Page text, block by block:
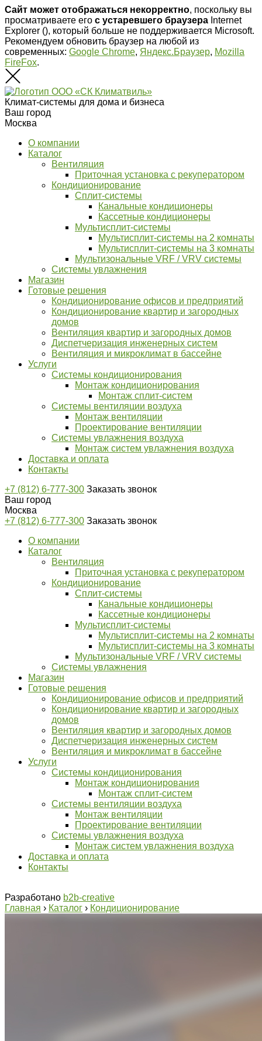
Сайт может отображаться некорректно, поскольку вы
просматриваете его с устаревшего браузера Internet
Explorer (), который больше не поддерживается Microsoft.
Рекомендуем обновить браузер на любой из
современных: Google Chrome, Яндекс.Браузер, Mozilla
FireFox.
Климат-системы для дома и бизнеса
Ваш город
Москва
О компании
Каталог
Вентиляция
Приточная установка с рекуператором
Кондиционирование
Сплит-системы
Канальные кондиционеры
Кассетные кондиционеры
Мультисплит-системы
Мультисплит-системы на 2 комнаты
Мультисплит-системы на 3 комнаты
Мультизональные VRF / VRV системы
Системы увлажнения
Магазин
Готовые решения
Кондиционирование офисов и предприятий
Кондиционирование квартир и загородных
домов
Вентиляция квартир и загородных домов
Диспетчеризация инженерных систем
Вентиляция и микроклимат в бассейне
Услуги
Системы кондиционирования
Монтаж кондиционирования
Монтаж сплит-систем
Системы вентиляции воздуха
Монтаж вентиляции
​​​​​​​Проектирование вентиляции
Системы увлажнения воздуха
Монтаж систем увлажнения воздуха
Доставка и оплата
Контакты
+7 (812) 6-777-300 Заказать звонок
Ваш город
Москва
+7 (812) 6-777-300 Заказать звонок
О компании
Каталог
Вентиляция
Приточная установка с рекуператором
Кондиционирование
Сплит-системы
Канальные кондиционеры
Кассетные кондиционеры
Мультисплит-системы
Мультисплит-системы на 2 комнаты
Мультисплит-системы на 3 комнаты
Мультизональные VRF / VRV системы
Системы увлажнения
Магазин
Готовые решения
Кондиционирование офисов и предприятий
Кондиционирование квартир и загородных
домов
Вентиляция квартир и загородных домов
Диспетчеризация инженерных систем
Вентиляция и микроклимат в бассейне
Услуги
Системы кондиционирования
Монтаж кондиционирования
Монтаж сплит-систем
Системы вентиляции воздуха
Монтаж вентиляции
​​​​​​​Проектирование вентиляции
Системы увлажнения воздуха
Монтаж систем увлажнения воздуха
Доставка и оплата
Контакты
Разработано b2b-creative
Главная › Каталог › Кондиционирование